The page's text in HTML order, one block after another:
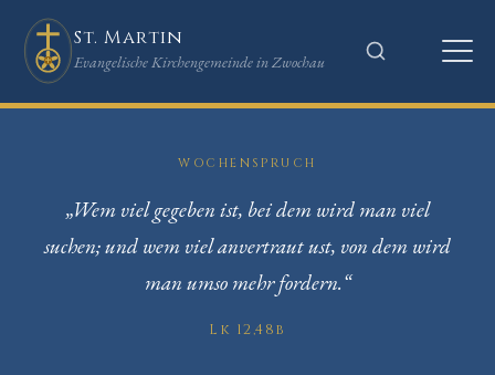
St. Martin
Evangelische Kirchengemeinde in Zwochau
WOCHENSPRUCH
„Wem viel gegeben ist, bei dem wird man viel
suchen; und wem viel anvertraut ust, von dem wird
man umso mehr fordern.“
Lk 12,48b